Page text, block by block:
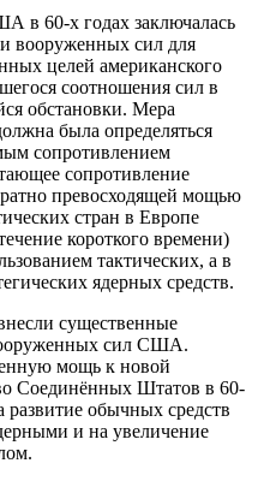
в 60-х годах заключалась
вооруженных сил для
целей американского
соотношения сил в
обстановки. Мера
была определяться
сопротивлением
сопротивление
превосходящей мощью
стран в Европе
короткого времени)
тактических, а в
ядерных средств.
существенные
сил США.
мощь к новой
Соединённых Штатов в 60-
развитие обычных средств
и на увеличение